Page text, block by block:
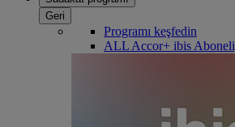
Geri
Programı keşfedin
ALL Accor+ ibis